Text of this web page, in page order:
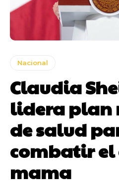
Nacional
Claudia
lidera plan
de salud
combatir el
mama